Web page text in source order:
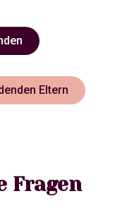
Eltern
Fragen